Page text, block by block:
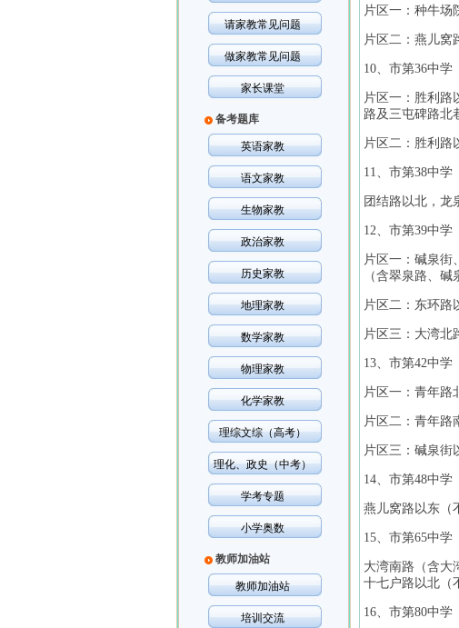
请家教常见问题
做家教常见问题
家长课堂
备考题库
英语家教
语文家教
生物家教
政治家教
历史家教
地理家教
数学家教
物理家教
化学家教
理综文综（高考）
理化、政史（中考）
学考专题
小学奥数
教师加油站
教师加油站
培训交流
片区一：种牛场
片区二：燕儿窝
10、市第36中学
片区一：胜利路
路及三屯碑路北
片区二：胜利路
11、市第38中学
团结路以北，龙
12、市第39中学
片区一：碱泉街
（含翠泉路、碱
片区二：东环路
片区三：大湾北
13、市第42中学
片区一：青年路
片区二：青年路
片区三：碱泉街
14、市第48中学
燕儿窝路以东（
15、市第65中学
大湾南路（含大
十七户路以北（
16、市第80中学